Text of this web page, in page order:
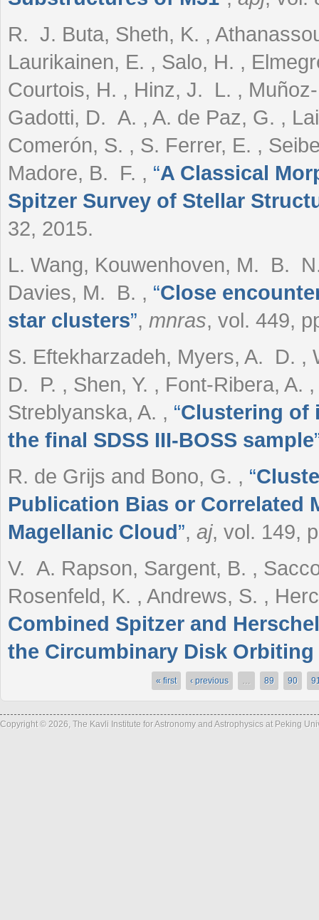
R. J. Buta, Sheth, K. ,
Laurikainen, E. , Salo, H. ,
Courtois, H. , Hinz, J. L. ,
Gadotti, D. A. , A. de Paz, G. ,
Comerón, S. , S. Ferrer, E. ,
Madore, B. F. , “A Classical
Spitzer Survey of Stellar
32, 2015.
L. Wang, Kouwenhoven, M. B.
Davies, M. B. , “Close
star clusters”, mnras, vol. 449,
S. Eftekharzadeh, Myers, A. D. ,
D. P. , Shen, Y. , Font-Ribera, A.
Streblyanska, A. , “Clustering of
the final SDSS III-BOSS sample
R. de Grijs and Bono, G. , “
Publication Bias or Correlated
Magellanic Cloud”, aj, vol. 149,
V. A. Rapson, Sargent, B. ,
Rosenfeld, K. , Andrews, S. ,
Combined Spitzer and
the Circumbinary Disk Orbiting
« first ‹ previous … 89 90
Copyright © 2026, The Kavli Institute for Astronomy and Astrophysics at Peking